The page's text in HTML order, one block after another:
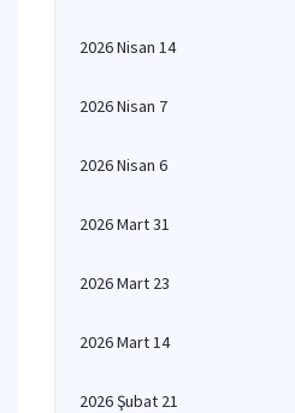
2026 Nisan 14
2026 Nisan 7
2026 Nisan 6
2026 Mart 31
2026 Mart 23
2026 Mart 14
2026 Şubat 21